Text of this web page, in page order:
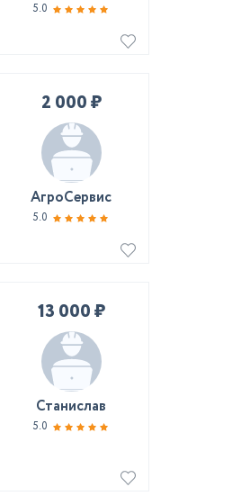
5.0
2 000 ₽
АгроСервис
5.0
13 000 ₽
Станислав
5.0